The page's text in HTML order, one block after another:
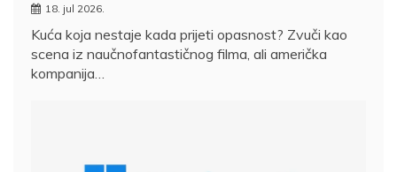
18. jul 2026.
Kuća koja nestaje kada prijeti opasnost? Zvuči kao
scena iz naučnofantastičnog filma, ali američka
kompanija…